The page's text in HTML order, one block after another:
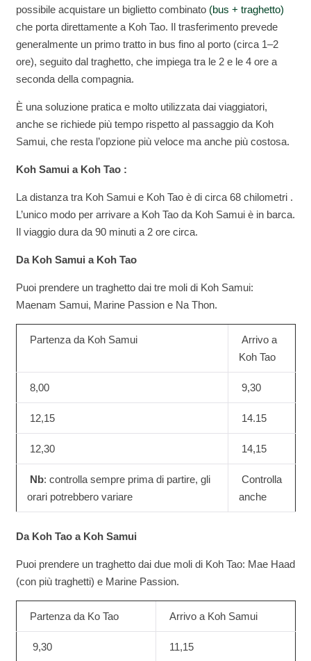
possibile acquistare un biglietto combinato (bus + traghetto)
che porta direttamente a Koh Tao. Il trasferimento prevede
generalmente un primo tratto in bus fino al porto (circa 1–2
ore), seguito dal traghetto, che impiega tra le 2 e le 4 ore a
seconda della compagnia.
È una soluzione pratica e molto utilizzata dai viaggiatori,
anche se richiede più tempo rispetto al passaggio da Koh
Samui, che resta l’opzione più veloce ma anche più costosa.
Koh Samui a Koh Tao :
La distanza tra Koh Samui e Koh Tao è di circa 68 chilometri .
L’unico modo per arrivare a Koh Tao da Koh Samui è in barca.
Il viaggio dura da 90 minuti a 2 ore circa.
Da Koh Samui a Koh Tao
Puoi prendere un traghetto dai tre moli di Koh Samui:
Maenam Samui, Marine Passion e Na Thon.
Partenza da Koh Samui
Arrivo a
Koh Tao
8,00 9,30
12,15 14.15
12,30 14,15
Nb: controlla sempre prima di partire, gli
orari potrebbero variare
Controlla
anche
Da Koh Tao a Koh Samui
Puoi prendere un traghetto dai due moli di Koh Tao: Mae Haad
(con più traghetti) e Marine Passion.
Partenza da Ko Tao Arrivo a Koh Samui
9,30 11,15